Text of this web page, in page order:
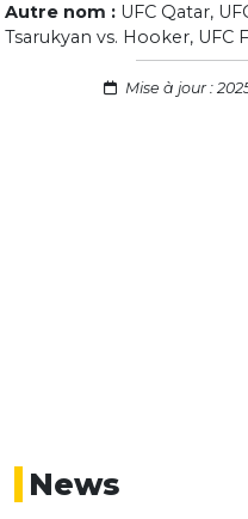
Autre nom : UFC Qatar,
Tsarukyan vs. Hooker, UFC
Mise à jour :
News